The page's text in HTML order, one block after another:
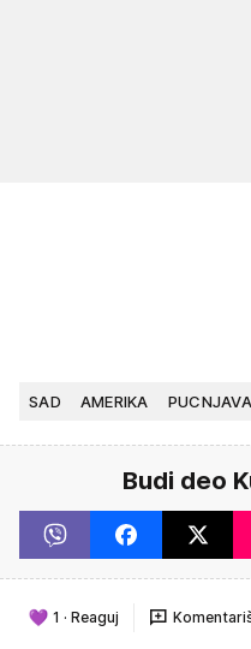
SAD AMERIKA PUCNJAVA
Budi deo
1 · Reaguj